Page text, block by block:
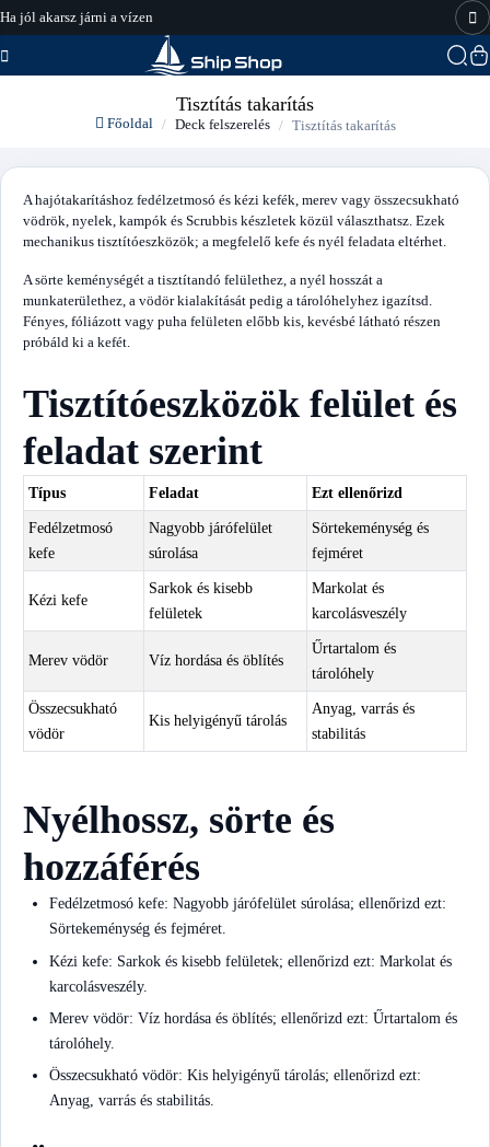
Ha jól akarsz járni a vízen
hajo-felszereles.hu
Tisztítás takarítás
Főoldal Deck felszerelés Tisztítás takarítás
A hajótakarításhoz fedélzetmosó és kézi kefék, merev vagy összecsukható
vödrök, nyelek, kampók és Scrubbis készletek közül választhatsz. Ezek
mechanikus tisztítóeszközök; a megfelelő kefe és nyél feladata eltérhet.
A sörte keménységét a tisztítandó felülethez, a nyél hosszát a
munkaterülethez, a vödör kialakítását pedig a tárolóhelyhez igazítsd.
Fényes, fóliázott vagy puha felületen előbb kis, kevésbé látható részen
próbáld ki a kefét.
Tisztítóeszközök felület és
feladat szerint
Típus Feladat Ezt ellenőrizd
Fedélzetmosó
kefe
Nagyobb járófelület
súrolása
Sörtekeménység és
fejméret
Kézi kefe
Sarkok és kisebb
felületek
Markolat és
karcolásveszély
Merev vödör Víz hordása és öblítés
Űrtartalom és
tárolóhely
Összecsukható
vödör
Kis helyigényű tárolás
Anyag, varrás és
stabilitás
Nyélhossz, sörte és
hozzáférés
Fedélzetmosó kefe: Nagyobb járófelület súrolása; ellenőrizd ezt:
Sörtekeménység és fejméret.
Kézi kefe: Sarkok és kisebb felületek; ellenőrizd ezt: Markolat és
karcolásveszély.
Merev vödör: Víz hordása és öblítés; ellenőrizd ezt: Űrtartalom és
tárolóhely.
Összecsukható vödör: Kis helyigényű tárolás; ellenőrizd ezt:
Anyag, varrás és stabilitás.